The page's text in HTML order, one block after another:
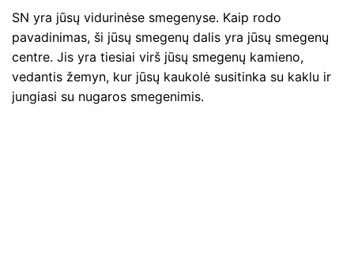
SN yra jūsų vidurinėse smegenyse. Kaip rodo
pavadinimas, ši jūsų smegenų dalis yra jūsų smegenų
centre. Jis yra tiesiai virš jūsų smegenų kamieno,
vedantis žemyn, kur jūsų kaukolė susitinka su kaklu ir
jungiasi su nugaros smegenimis.